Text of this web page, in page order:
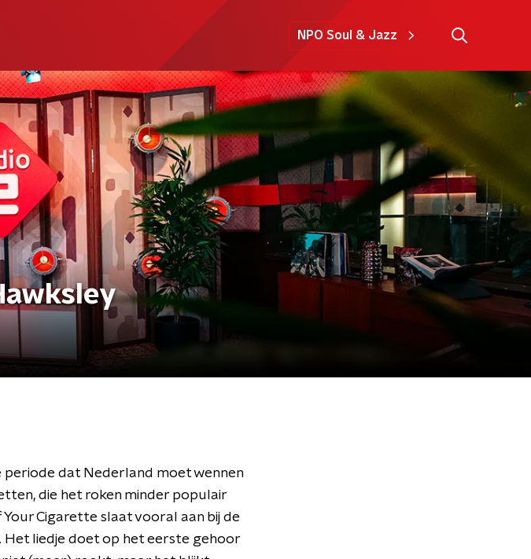
NPO Soul & Jazz
periode dat Nederland moet wennen
die het roken minder populair
Cigarette slaat vooral aan bij de
Het liedje doet op het eerste gehoor